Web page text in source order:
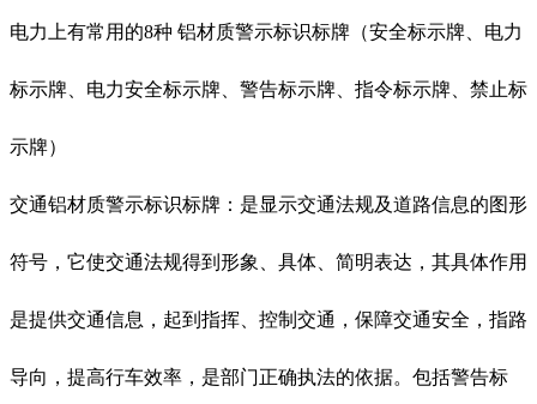
电力上有常用的8种 铝材质警示标识标牌（安全标示牌、电力
标示牌、电力安全标示牌、警告标示牌、指令标示牌、禁止标
示牌）
交通铝材质警示标识标牌：是显示交通法规及道路信息的图形
符号，它使交通法规得到形象、具体、简明表达，其具体作用
是提供交通信息，起到指挥、控制交通，保障交通安全，指路
导向，提高行车效率，是部门正确执法的依据。包括警告标